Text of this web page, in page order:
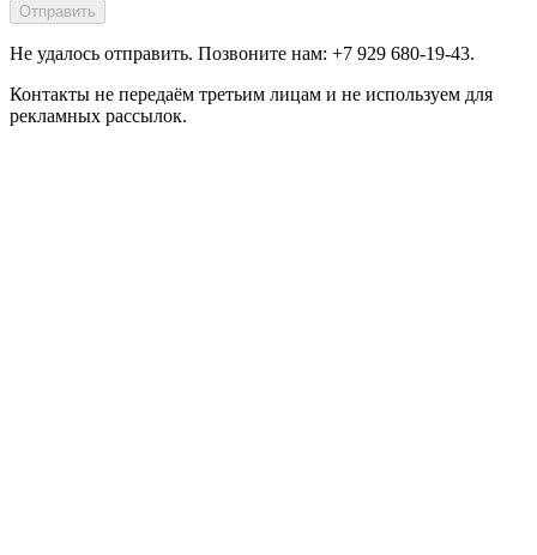
Отправить
Не удалось отправить. Позвоните нам: +7 929 680-19-43.
Контакты не передаём третьим лицам и не используем для
рекламных рассылок.